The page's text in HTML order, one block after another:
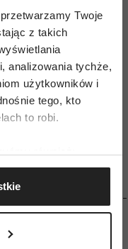
przetwarzamy Twoje
z takich
analizowania tychże,
użytkowników i
tego, kto
to robi.
lokalizacji
do kilku metrów
aktywnie
palca)
tam, gdzie wciąż
męża. Wszystko
władzy
Złapana
aby
embed/OLN6Dp1Gi-